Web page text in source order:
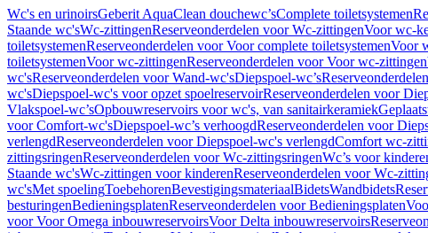
Wc's en urinoirsGeberit AquaClean douchewc’sComplete toiletsystemen
Staande wc'sWc-zittingenReserveonderdelen voor Wc-zittingenVoor wc-
toiletsystemenReserveonderdelen voor Voor complete toiletsystemenVoor
toiletsystemenVoor wc-zittingenReserveonderdelen voor Voor wc-zittingen
wc'sReserveonderdelen voor Wand-wc'sDiepspoel-wc’s
wc'sDiepspoel-wc's voor opzet spoelreservoirReserveonderdelen voor
Vlakspoel-wc’sOpbouwreservoirs voor wc's, van sanitairkeramiek
voor Comfort-wc'sDiepspoel-wc’s verhoogdReserveonderdelen voor
verlengdReserveonderdelen voor Diepspoel-wc's verlengdComfort wc-
zittingsringenReserveonderdelen voor Wc-zittingsringenWc’s voor
Staande wc'sWc-zittingen voor kinderenReserveonderdelen voor Wc-
wc'sMet spoelingToebehorenBevestigingsmateriaalBidetsWandbidets
besturingenBedieningsplatenReserveonderdelen voor Bedieningsplaten
voor Voor Omega inbouwreservoirsVoor Delta inbouwreservoirs